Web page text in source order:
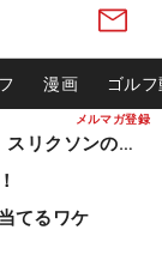
メルマガ登録
漫画 ゴル
『4』が消え『R』が加わった！ スリクソンの新作
てるワケ